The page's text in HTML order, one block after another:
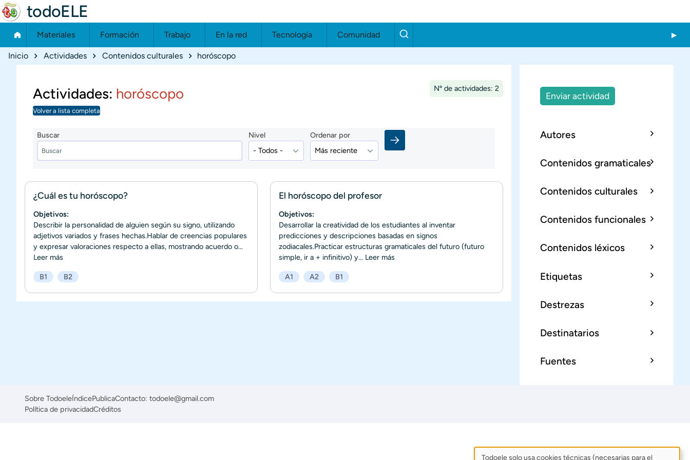
todoELE
Materiales Formación Trabajo En la red Tecnología Comunidad
Ruta de navegación
Inicio Actividades Contenidos culturales horóscopo
Actividades: horóscopo Nº de actividades: 2
Volver a lista completa
Buscar Nivel Ordenar por
¿Cuál es tu horóscopo?
Objetivos:
Describir la personalidad de alguien según su signo, utilizando
adjetivos variados y frases hechas.Hablar de creencias populares
y expresar valoraciones respecto a ellas, mostrando acuerdo o...
Leer más
B1 B2
El horóscopo del profesor
Objetivos:
Desarrollar la creatividad de los estudiantes al inventar
predicciones y descripciones basadas en signos
zodiacales.Practicar estructuras gramaticales del futuro (futuro
simple, ir a + infinitivo) y... Leer más
A1 A2 B1
Enviar actividad
Autores
Contenidos gramaticales
Contenidos culturales
Contenidos funcionales
Contenidos léxicos
Etiquetas
Destrezas
Destinatarios
Fuentes
Sobre TodoeleÍndicePublicaContacto: todoele@gmail.com
Política de privacidadCréditos
Todoele solo usa cookies técnicas (necesarias para el